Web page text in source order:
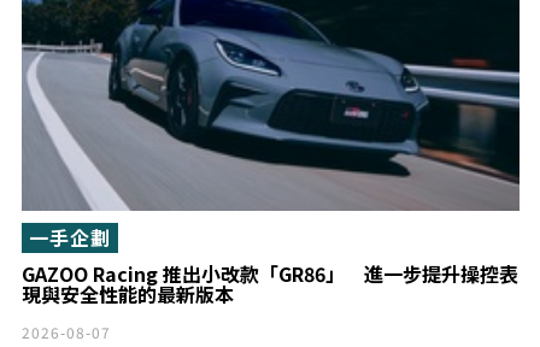
GAZOO Racing 推出小改款「GR86」 進一步提升操控表
現與安全性能的最新版本
一手企劃
2026-08-07